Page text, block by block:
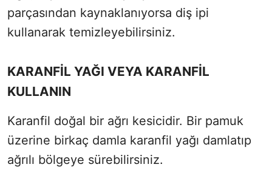
parçasından kaynaklanıyorsa diş ipi
kullanarak temizleyebilirsiniz.
KARANFİL YAĞI VEYA KARANFİL
KULLANIN
Karanfil doğal bir ağrı kesicidir. Bir pamuk
üzerine birkaç damla karanfil yağı damlatıp
ağrılı bölgeye sürebilirsiniz.